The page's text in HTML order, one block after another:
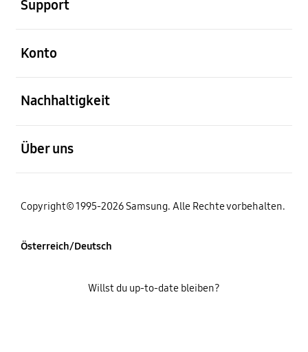
Support
Konto
Nachhaltigkeit
Über uns
Copyright© 1995-2026 Samsung. Alle Rechte vorbehalten.
Österreich/Deutsch
Willst du up-to-date bleiben?